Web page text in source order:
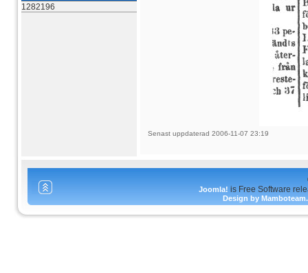
1282196
Senast uppdaterad 2006-11-07 23:19
Joomla! is Free Software
Design by